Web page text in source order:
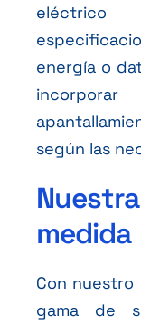
energía o
según las
medida
Con nuestro
gama de